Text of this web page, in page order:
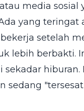
media sosial
yang
setelah
lebih berbakti.
hiburan.
sedang